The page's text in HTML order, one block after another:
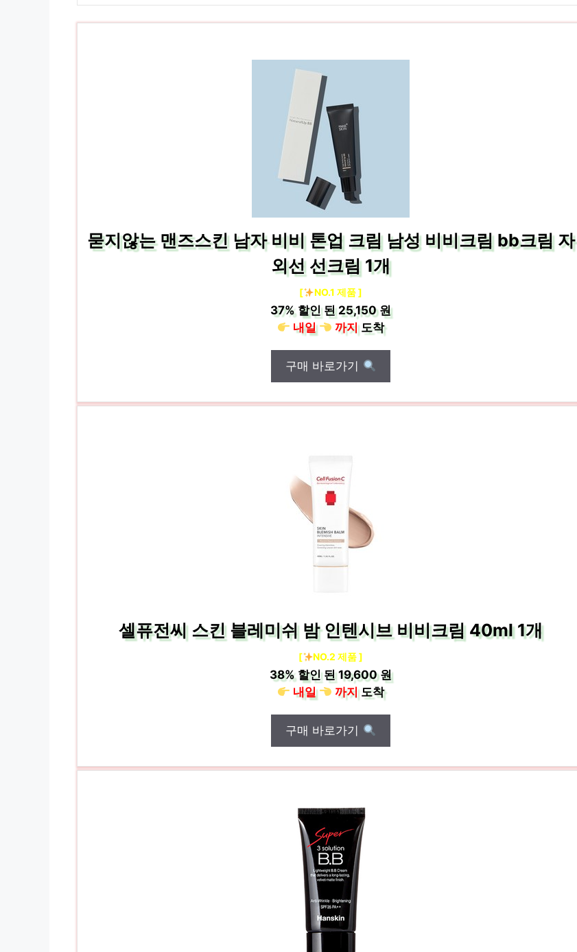
묻지않는 맨즈스킨 남자 비비 톤업 크림 남성 비비크림 bb크림 자
외선 선크림 1개
[ NO.1 제품 ]
37%할인 된25,150 원
내일
까지도착
구매 바로가기
셀퓨전씨 스킨 블레미쉬 밤 인텐시브 비비크림 40ml 1개
[ NO.2 제품 ]
38%할인 된19,600 원
내일
까지도착
구매 바로가기